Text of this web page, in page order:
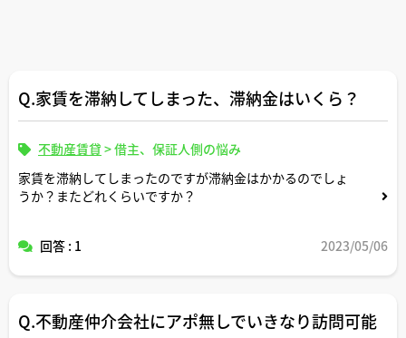
Q.家賃を滞納してしまった、滞納金はいくら？
不動産賃貸 >借主、保証人側の悩み
家賃を滞納してしまったのですが滞納金はかかるのでしょ
うか？またどれくらいですか？
回答 : 1 2023/05/06
Q.不動産仲介会社にアポ無しでいきなり訪問可能